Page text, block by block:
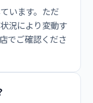
います。ただ
況により変動す
でご確認くださ